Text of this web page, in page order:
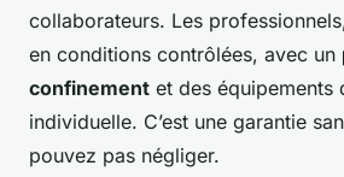
collaborateurs. Les
en conditions contrôlées, avec un
confinement et des équipements
individuelle. C’est une garantie
pouvez pas négliger.